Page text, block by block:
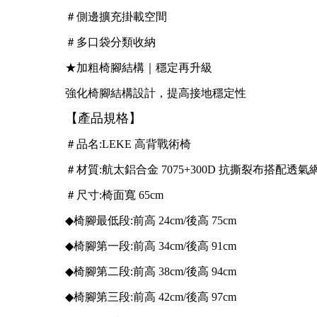
＃側邊擴充掛載空間
＃多口袋分類收納
★加粗椅腳結構｜穩定再升級
強化椅腳結構設計，提高接地穩定性
【產品規格】
＃品名:LEKE 高背戰術椅
＃材質:航太鋁合金 7075+300D 抗撕裂布搭配透氣
＃尺寸:椅面寬 65cm
◆椅腳最低段:前高 24cm/後高 75cm
◆椅腳第一段:前高 34cm/後高 91cm
◆椅腳第二段:前高 38cm/後高 94cm
◆椅腳第三段:前高 42cm/後高 97cm